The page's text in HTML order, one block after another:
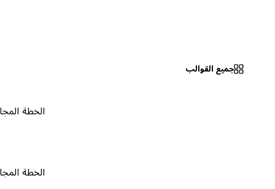
جميع القوالب
الخطة المجانية ٠
الخطة المجانية ٠